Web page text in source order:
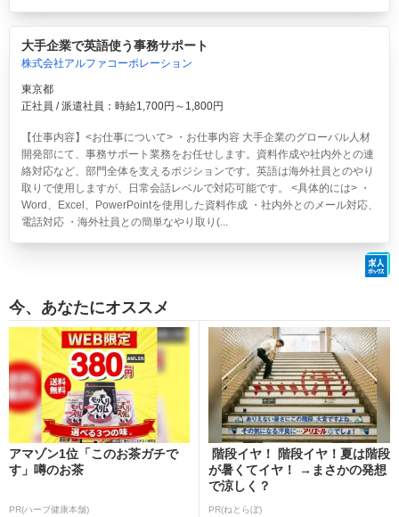
大手企業で英語使う事務サポート
株式会社アルファコーポレーション
東京都
正社員 / 派遣社員：時給1,700円～1,800円
【仕事内容】<お仕事について> ・お仕事内容 大手企業のグローバル人材
開発部にて、事務サポート業務をお任せします。資料作成や社内外との連
絡対応など、部門全体を支えるポジションです。英語は海外社員とのやり
取りで使用しますが、日常会話レベルで対応可能です。 <具体的には> ・
Word、Excel、PowerPointを使用した資料作成 ・社内外とのメール対応、
電話対応 ・海外社員との簡単なやり取り(...
今、あなたにオススメ
アマゾン1位「このお茶ガチで
す」噂のお茶
PR(ハーブ健康本舗)
階段イヤ！ 階段イヤ！夏は階段
が暑くてイヤ！ →まさかの発想
で涼しく？
PR(ねとらぼ)